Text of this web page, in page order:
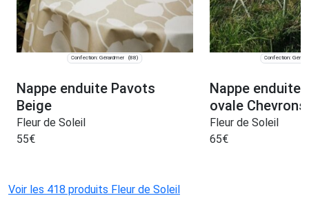
Confection: Gérardmer (88)
Nappe enduite Pavots
Beige
Fleur de Soleil
55€
Confection:
Nappe enduite
ovale
Fleur de Soleil
65€
Voir les 418 produits Fleur de Soleil